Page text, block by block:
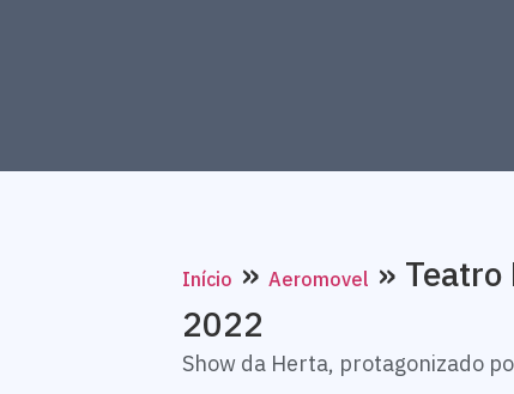
Início » Aeromovel » Teatro
2022
Show da Herta, protagonizado